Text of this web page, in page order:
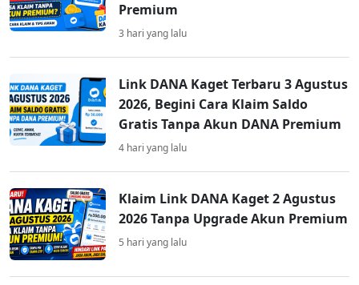
Premium
3 hari yang lalu
Link DANA Kaget Terbaru 3 Agustus
2026, Begini Cara Klaim Saldo
Gratis Tanpa Akun DANA Premium
4 hari yang lalu
Klaim Link DANA Kaget 2 Agustus
2026 Tanpa Upgrade Akun Premium
5 hari yang lalu